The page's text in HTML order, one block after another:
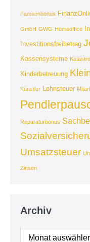
Familienbonus
GmbH GWG Homeoffice
Investitionsfreibetrag
Kassensysteme
Kinderbetreuung
Künstler Lohnsteuer
Reparaturbonus
Umsatzsteuer
Zinsen
Archiv
Archiv